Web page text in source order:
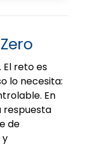
El reto es
lo necesita:
En
respuesta
de
y